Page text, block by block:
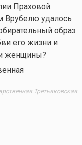
Праховой.
Врубелю удалось
образ
его жизни и
женщины?
Третьяковская